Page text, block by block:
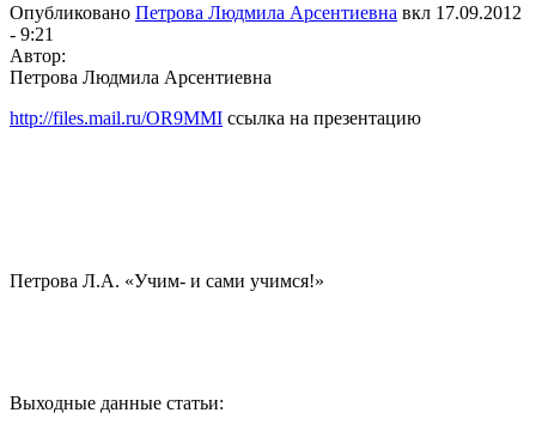
Опубликовано Петрова Людмила Арсентиевна вкл 17.09.2012
- 9:21
Автор:
Петрова Людмила Арсентиевна
http://files.mail.ru/OR9MMI ссылка на презентацию
Петрова Л.А. «Учим- и сами учимся!»
Выходные данные статьи: